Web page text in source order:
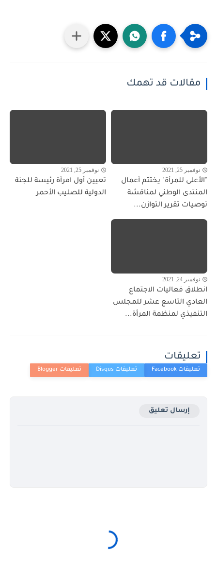
مقالات قد تهمك
نوفمبر 25, 2021
"الأعلى للمرأة" يختتم أعمال
المنتدى الوطني لمناقشة
توصيات تقرير التوازن...
نوفمبر 25, 2021
تعيين أول امرأة رئيسة للجنة
الدولية للصليب الأحمر
نوفمبر 24, 2021
انطلاق فعاليات الاجتماع
العادي التاسع عشر للمجلس
التنفيذي لمنظمة المرأة...
تعليقات
إرسال تعليق